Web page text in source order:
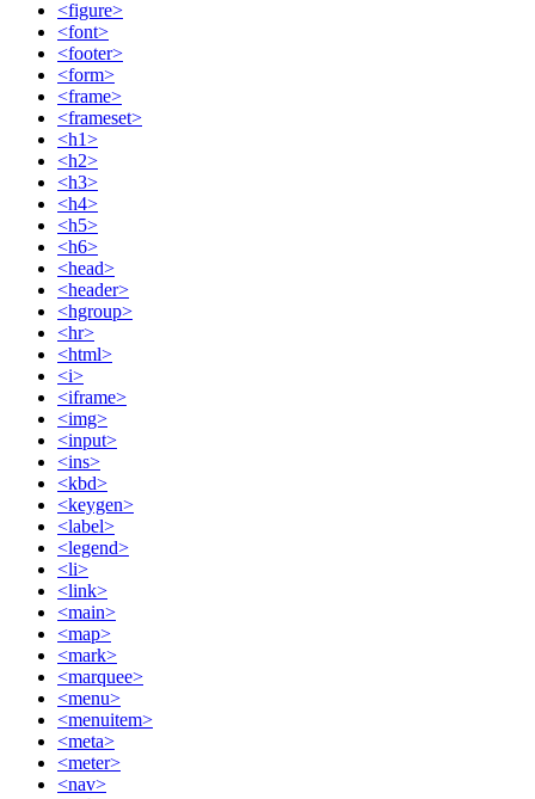
<figure>
<font>
<footer>
<form>
<frame>
<frameset>
<h1>
<h2>
<h3>
<h4>
<h5>
<h6>
<head>
<header>
<hgroup>
<hr>
<html>
<i>
<iframe>
<img>
<input>
<ins>
<kbd>
<keygen>
<label>
<legend>
<li>
<link>
<main>
<map>
<mark>
<marquee>
<menu>
<menuitem>
<meta>
<meter>
<nav>